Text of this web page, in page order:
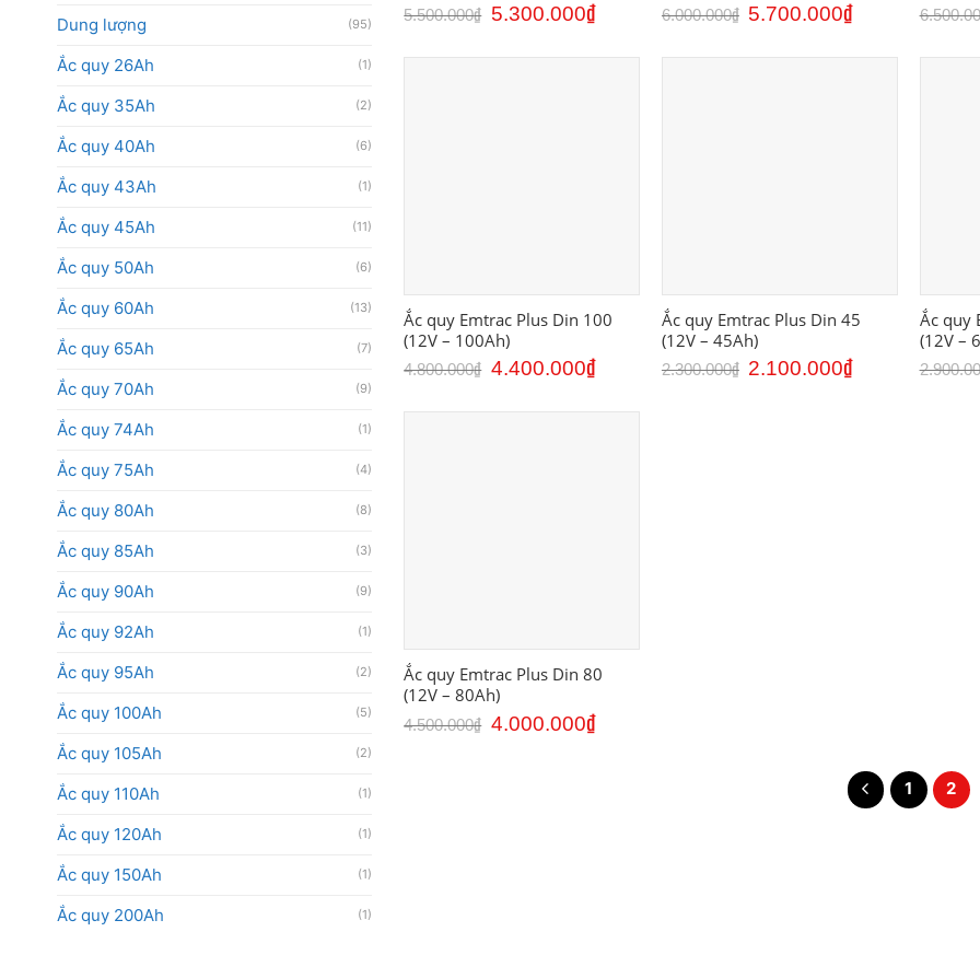
Dung lượng (95)
Ắc quy 26Ah (1)
Ắc quy 35Ah (2)
Ắc quy 40Ah (6)
Ắc quy 43Ah (1)
Ắc quy 45Ah (11)
Ắc quy 50Ah (6)
Ắc quy 60Ah (13)
Ắc quy 65Ah (7)
Ắc quy 70Ah (9)
Ắc quy 74Ah (1)
Ắc quy 75Ah (4)
Ắc quy 80Ah (8)
Ắc quy 85Ah (3)
Ắc quy 90Ah (9)
Ắc quy 92Ah (1)
Ắc quy 95Ah (2)
Ắc quy 100Ah (5)
Ắc quy 105Ah (2)
Ắc quy 110Ah (1)
Ắc quy 120Ah (1)
Ắc quy 150Ah (1)
Ắc quy 200Ah (1)
5.500.000₫
Giá
gốc
5.500.000₫.
5.300.000₫Giá
hiện
là:
6.000.000₫ Giá
gốc
6.000.000₫.
5.700.000₫Giá
là:
Ắc quy Emtrac Plus Din 100
(12V – 100Ah)
4.800.000₫
Giá
gốc
4.800.000₫.
4.400.000₫Giá
hiện
là:
Ắc quy Emtrac Plus Din 45
(12V – 45Ah)
2.300.000₫ Giá
gốc
2.100.000₫Giá
Ắc quy
(12V –
Ắc quy Emtrac Plus Din 80
(12V – 80Ah)
4.500.000₫
Giá
gốc
4.000.000₫Giá
hiện
1 2